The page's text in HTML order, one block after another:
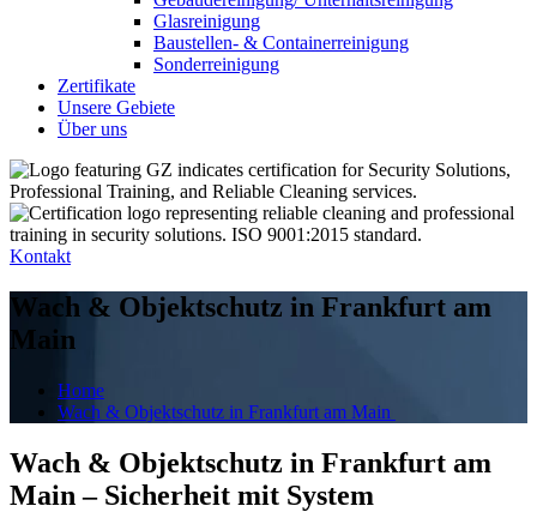
Glasreinigung
Baustellen- & Containerreinigung
Sonderreinigung
Zertifikate
Unsere Gebiete
Über uns
Kontakt
Wach & Objektschutz in Frankfurt am
Main
Home
Wach & Objektschutz in Frankfurt am Main
Wach & Objektschutz in Frankfurt am
Main – Sicherheit mit System